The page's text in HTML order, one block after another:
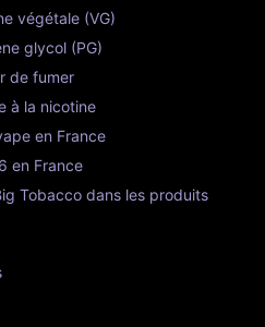
végétale (VG)
glycol (PG)
de fumer
à la nicotine
en France
en France
Tobacco dans les produits